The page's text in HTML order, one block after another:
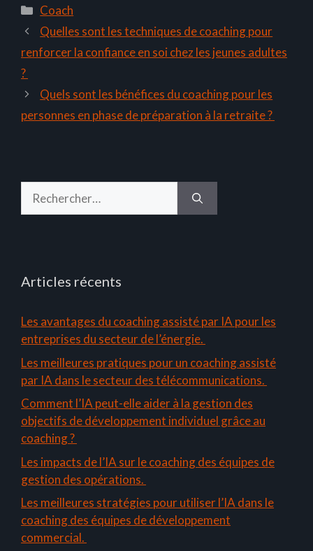
Catégories
Coach
Quelles sont les techniques de coaching pour
renforcer la confiance en soi chez les jeunes adultes
?
Quels sont les bénéfices du coaching pour les
personnes en phase de préparation à la retraite ?
Articles récents
Les avantages du coaching assisté par IA pour les
entreprises du secteur de l’énergie.
Les meilleures pratiques pour un coaching assisté
par IA dans le secteur des télécommunications.
Comment l’IA peut-elle aider à la gestion des
objectifs de développement individuel grâce au
coaching ?
Les impacts de l’IA sur le coaching des équipes de
gestion des opérations.
Les meilleures stratégies pour utiliser l’IA dans le
coaching des équipes de développement
commercial.